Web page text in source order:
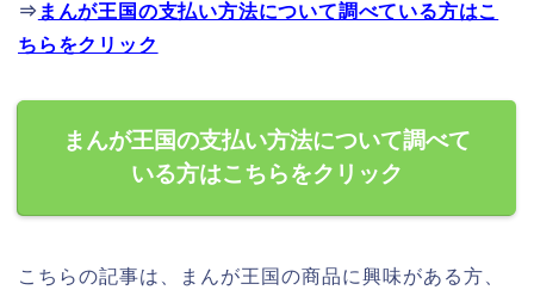
⇒ まんが王国の支払い方法について調べている方はこ
ちらをクリック
まんが王国の支払い方法について調べて
いる方はこちらをクリック
こちらの記事は、まんが王国の商品に興味がある方、